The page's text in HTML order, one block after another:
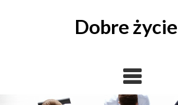
Dobre życie